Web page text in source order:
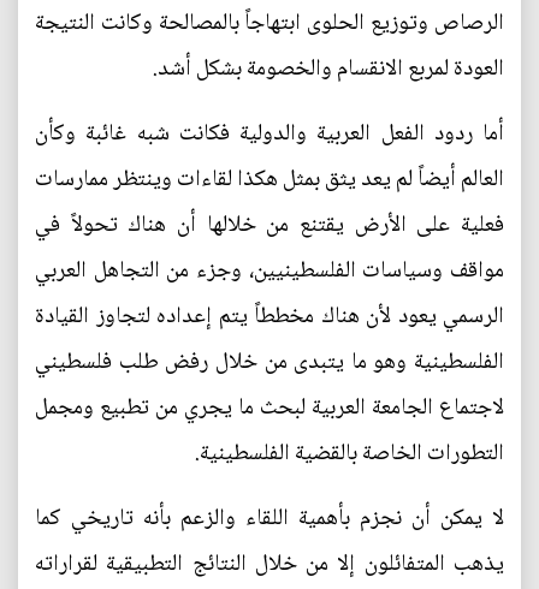
الرصاص وتوزيع الحلوى ابتهاجاً بالمصالحة وكانت النتيجة
العودة لمربع الانقسام والخصومة بشكل أشد.
أما ردود الفعل العربية والدولية فكانت شبه غائبة وكأن
العالم أيضاً لم يعد يثق بمثل هكذا لقاءات وينتظر ممارسات
فعلية على الأرض يقتنع من خلالها أن هناك تحولاً في
مواقف وسياسات الفلسطينيين، وجزء من التجاهل العربي
الرسمي يعود لأن هناك مخططاً يتم إعداده لتجاوز القيادة
الفلسطينية وهو ما يتبدى من خلال رفض طلب فلسطيني
لاجتماع الجامعة العربية لبحث ما يجري من تطبيع ومجمل
التطورات الخاصة بالقضية الفلسطينية.
لا يمكن أن نجزم بأهمية اللقاء والزعم بأنه تاريخي كما
يذهب المتفائلون إلا من خلال النتائج التطبيقية لقراراته